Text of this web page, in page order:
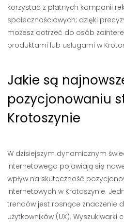
korzystać z płatnych kampanii
społecznościowych; dzięki
możesz dotrzeć do osób
produktami lub usługami w
Jakie są
pozycjonowaniu
Krotoszynie
W dzisiejszym dynamicznym
internetowego pojawiają się
wpływ na skuteczność
internetowych w Krotoszynie.
trendów jest rosnące znaczenie
użytkowników (UX).